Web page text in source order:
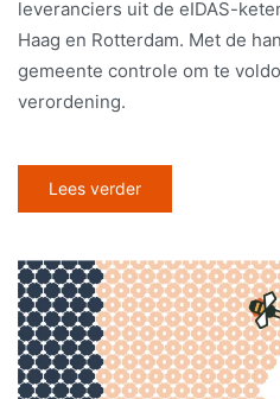
leveranciers uit de eIDAS-
Haag en Rotterdam. Met de
gemeente controle om te
verordening.
Lees verder